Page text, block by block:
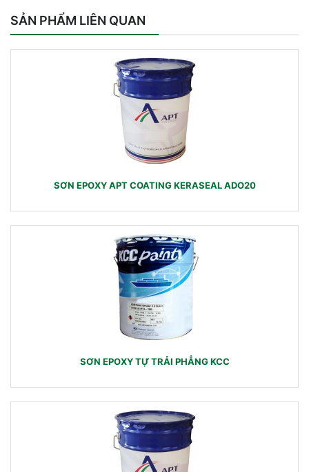
SẢN PHẨM LIÊN QUAN
SƠN EPOXY APT COATING KERASEAL ADO20
SƠN EPOXY TỰ TRẢI PHẲNG KCC